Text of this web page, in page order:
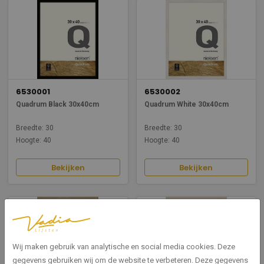
6530001
Quadrum Black 30x40cm
Breedte: 30
Hoogte: 40
Bekijken
6530002
Quadrum White 30x40cm
Breedte: 30
Hoogte: 40
Bekijken
Wij maken gebruik van analytische en social media cookies. Deze
gegevens gebruiken wij om de website te verbeteren. Deze gegevens